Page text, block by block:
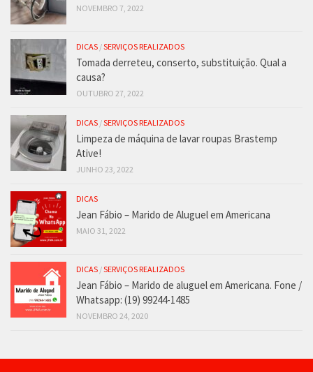
NOVEMBRO 7, 2022
DICAS /SERVIÇOS REALIZADOS
Tomada derreteu, conserto, substituição. Qual a
causa?
OUTUBRO 27, 2022
DICAS /SERVIÇOS REALIZADOS
Limpeza de máquina de lavar roupas Brastemp
Ative!
JUNHO 23, 2022
DICAS
Jean Fábio – Marido de Aluguel em Americana
MAIO 31, 2022
DICAS /SERVIÇOS REALIZADOS
Jean Fábio – Marido de aluguel em Americana. Fone /
Whatsapp: (19) 99244-1485
NOVEMBRO 24, 2020